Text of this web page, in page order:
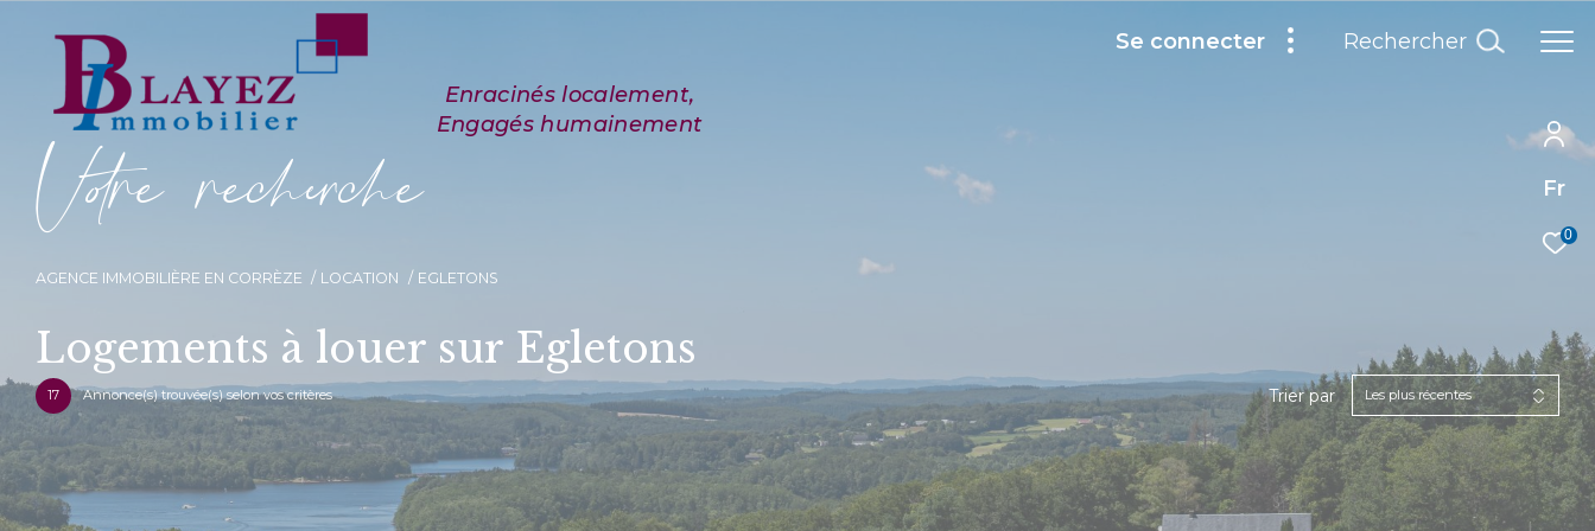
Fr
0
Se connecter Rechercher
Vore recece
AGENCE IMMOBILIÈRE EN CORRÈZE LOCATION EGLETONS
Logements à louer sur Egletons
17 Annonce(s) trouvée(s) selon vos critères Trier par Les plus récentes